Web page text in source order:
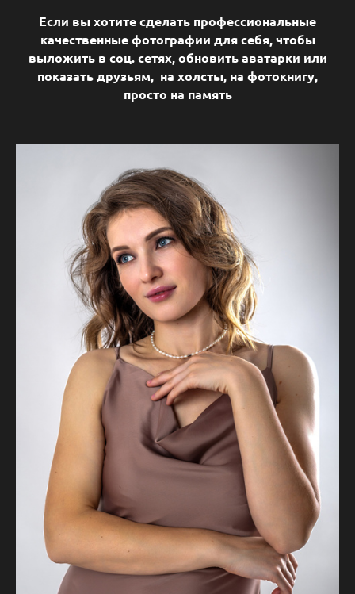
Если вы хотите сделать профессиональные
качественные фотографии для себя, чтобы
выложить в соц. сетях, обновить аватарки или
показать друзьям, на холсты, на фотокнигу,
просто на память